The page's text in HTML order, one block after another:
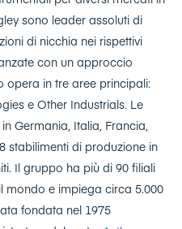
sono leader assoluti di
di nicchia nei rispettivi
con un approccio
opera in tre aree principali:
e Other Industrials. Le
Germania, Italia, Francia,
stabilimenti di produzione in
Il gruppo ha più di 90 filiali
mondo e impiega circa 5.000
fondata nel 1975